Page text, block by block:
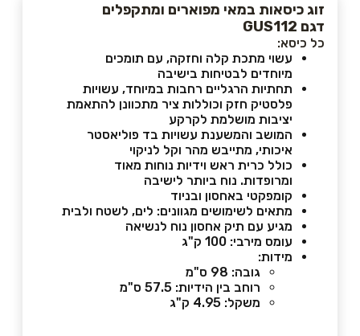
זוג כיסאות במאי מפוארים ומתקפלים
דגם GUS112
כל כיסא:
עשוי מתכת קלה וחזקה, עם תומכים
מיוחדים לבטיחות בישיבה
תחתיות הרגליים רחבות במיוחד, עשויות
פלסטיק חזק וכוללות ציר מתכוונן להתאמת
יציבות מושלמת לקרקע
המושב והמשענת עשויות בד פוליאסטר
איכותי, מתייבש מהר וקל לניקוי
כולל כרית ראש וידיות נוחות מאוד
ומרופדות. נוח ביותר לישיבה
קומפקטי באחסון ובניוד
מתאים לשימושים מגוונים: לים, לשטח ולבית
מגיע עם תיק אחסון נוח לנשיאה
עומס מירבי: 100 ק"ג
מידות:
גובה: 98 ס"מ
רוחב בין הידיות: 57.5 ס"מ
משקל: 4.95 ק"ג